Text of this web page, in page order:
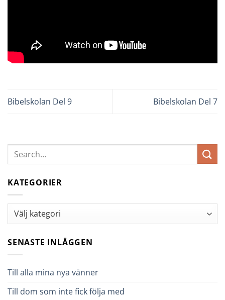
Bibelskolan Del 9 Bibelskolan Del 7
KATEGORIER
Kategorier
SENASTE INLÄGGEN
Till alla mina nya vänner
Till dom som inte fick följa med